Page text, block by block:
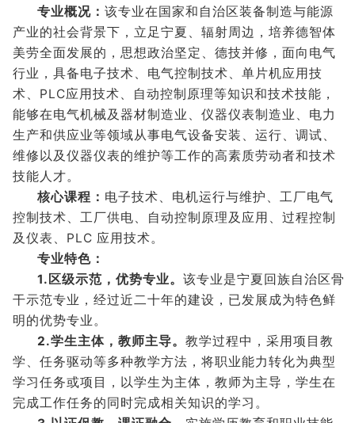
专业概况： 该专业在国家和自治区装备制造与能源
产业的社会背景下，立足宁夏、辐射周边，培养德智体
美劳全面发展的，思想政治坚定、德技并修，面向电气
行业，具备电子技术、电气控制技术、单片机应用技
术、PLC应用技术、自动控制原理等知识和技术技能，
能够在电气机械及器材制造业、仪器仪表制造业、电力
生产和供应业等领域从事电气设备安装、运行、调试、
维修以及仪器仪表的维护等工作的高素质劳动者和技术
技能人才。
核心课程： 电子技术、电机运行与维护、工厂电气
控制技术、工厂供电、自动控制原理及应用、过程控制
及仪表、PLC 应用技术。
专业特色：
1.区级示范，优势专业。 该专业是宁夏回族自治区骨
干示范专业，经过近二十年的建设，已发展成为特色鲜
明的优势专业。
2.学生主体，教师主导。 教学过程中，采用项目教
学、任务驱动等多种教学方法，将职业能力转化为典型
学习任务或项目，以学生为主体，教师为主导，学生在
完成工作任务的同时完成相关知识的学习。